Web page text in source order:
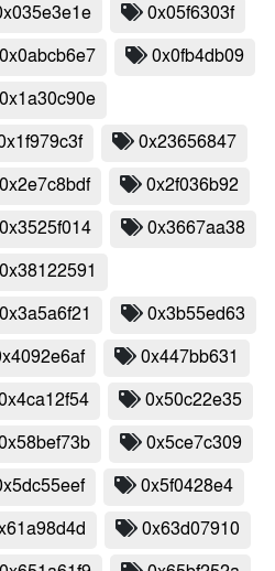
0x05f6303f
0x0abcb6e7 0x0fb4db09
0x1a30c90e
0x23656847
0x2e7c8bdf 0x2f036b92
0x3525f014 0x3667aa38
0x38122591
0x3a5a6f21 0x3b55ed63
0x447bb631
0x50c22e35
0x5ce7c309
0x5f0428e4
0x63d07910